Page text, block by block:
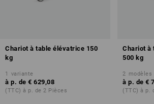
Chariot à table élévatrice 150
kg
1 variante
à p. de € 629,08
(TTC) à p. de 2 Pièces
Chariot à
500 kg
2 modèles
à p. de €
(TTC) à p.